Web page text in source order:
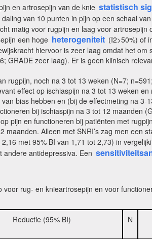
en artrosepijn van de knie statistisch
van 10 punten in pijn op een schaal
matig voor rugpijn en laag voor
een hoge heterogeniteit (I2>50%) of
hiervoor is zeer laag omdat het
zeer laag). Er is geen klinisch
rugpijn, noch na 3 tot 13 weken (N=7;
effect op ischiaspijn na 3 tot 13 weken
bias hebben en (bij de effectmeting na
bij ischiaspijn na 3 tot 12 maanden
pijn en functioneren bij patiënten met
Alleen met SNRI’s zag men een
met 95% BI van 1,71 tot 2,73) in
antidepressiva. Een
voor rug- en knieartrosepijn en voor
Reductie (95% BI) N